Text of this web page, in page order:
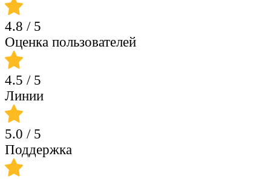
4.8 / 5
Оценка пользователей
4.5 / 5
Линии
5.0 / 5
Поддержка